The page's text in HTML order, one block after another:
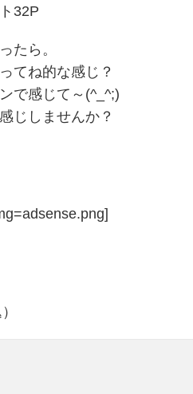
32P
たら。
てね的な感じ？
で感じて～(^_^;)
じしませんか？